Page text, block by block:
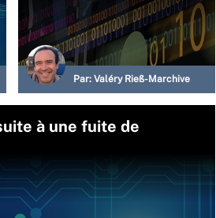
Par: Valéry Rieß-Marchive
à une fuite de